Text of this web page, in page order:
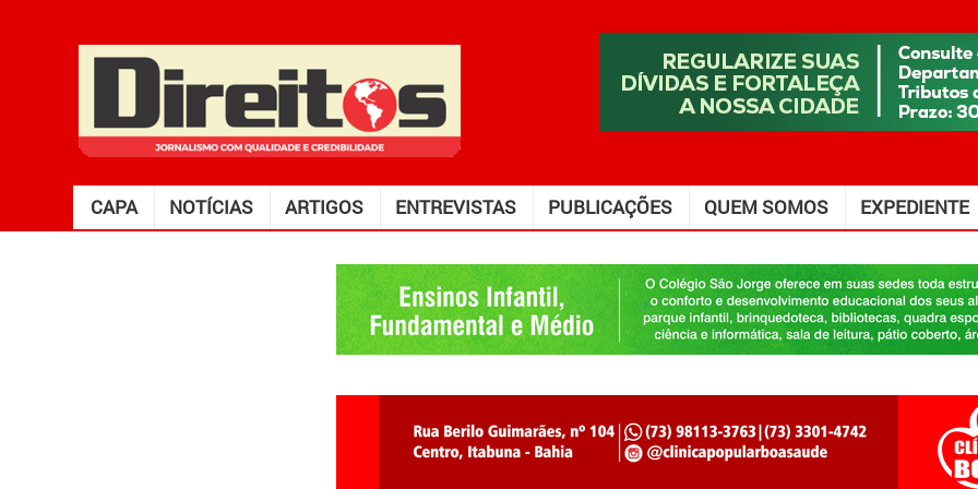
CAPA NOTÍCIAS ARTIGOS ENTREVISTAS PUBLICAÇÕES QUEM SOMOS EXPEDIENTE